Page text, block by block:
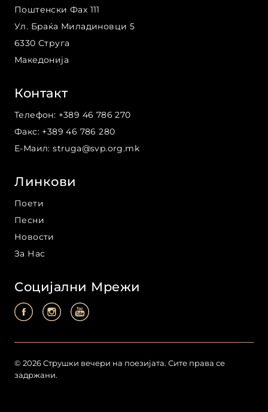
Поштенски Фах 111
Ул. Браќа Миладиновци 5
6330 Струга
Македонија
Контакт
Телефон: +389 46 786 270
Факс: +389 46 786 280
Е-Маил: struga@svp.org.mk
Линкови
Поети
Песни
Новости
За Нас
Социјални Мрежи
© 2026Струшки вечери на поезијата. Сите права се
задржани.